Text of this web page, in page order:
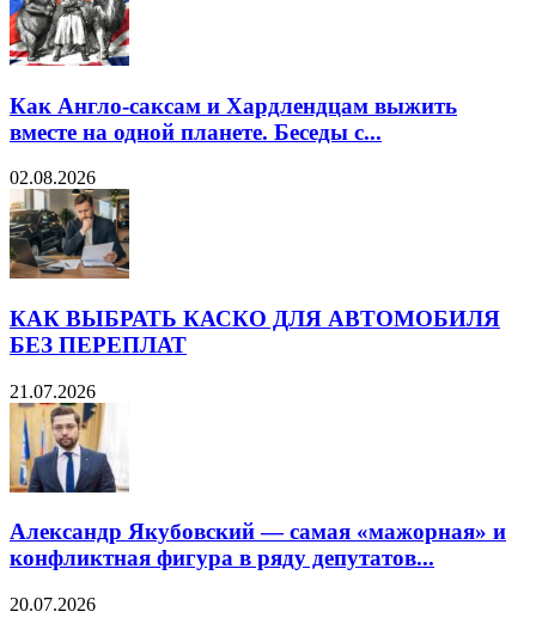
Как Англо-саксам и Хардлендцам выжить
вместе на одной планете. Беседы с...
02.08.2026
КАК ВЫБРАТЬ КАСКО ДЛЯ АВТОМОБИЛЯ
БЕЗ ПЕРЕПЛАТ
21.07.2026
Александр Якубовский — самая «мажорная» и
конфликтная фигура в ряду депутатов...
20.07.2026